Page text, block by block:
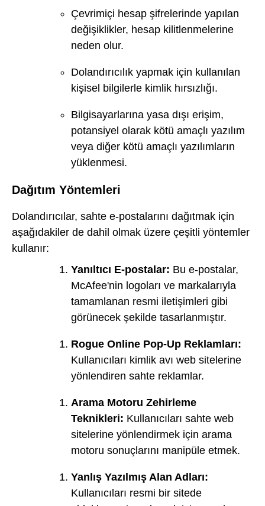
Çevrimiçi hesap şifrelerinde yapılan
değişiklikler, hesap kilitlenmelerine
neden olur.
Dolandırıcılık yapmak için kullanılan
kişisel bilgilerle kimlik hırsızlığı.
Bilgisayarlarına yasa dışı erişim,
potansiyel olarak kötü amaçlı yazılım
veya diğer kötü amaçlı yazılımların
yüklenmesi.
Dağıtım Yöntemleri
Dolandırıcılar, sahte e-postalarını dağıtmak için
aşağıdakiler de dahil olmak üzere çeşitli yöntemler
kullanır:
Yanıltıcı E-postalar: Bu e-postalar,
McAfee'nin logoları ve markalarıyla
tamamlanan resmi iletişimleri gibi
görünecek şekilde tasarlanmıştır.
Rogue Online Pop-Up Reklamları:
Kullanıcıları kimlik avı web sitelerine
yönlendiren sahte reklamlar.
Arama Motoru Zehirleme
Teknikleri: Kullanıcıları sahte web
sitelerine yönlendirmek için arama
motoru sonuçlarını manipüle etmek.
Yanlış Yazılmış Alan Adları:
Kullanıcıları resmi bir sitede